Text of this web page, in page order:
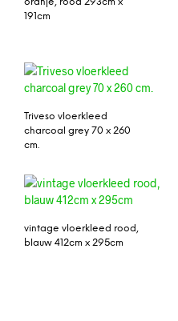
oranje, rood 293cm x
191cm
Triveso vloerkleed
charcoal grey 70 x 260
cm.
vintage vloerkleed rood,
blauw 412cm x 295cm